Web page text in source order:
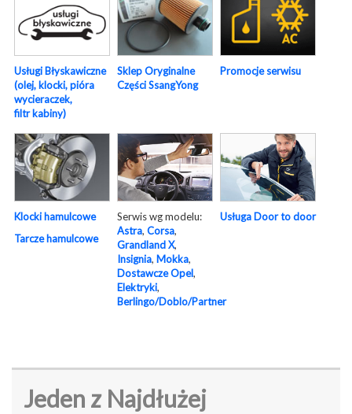
Usługi Błyskawiczne
(olej, klocki, pióra
wycieraczek,
filtr kabiny)
Sklep Oryginalne
Części SsangYong
Promocje serwisu
Klocki hamulcowe
Tarcze hamulcowe
Serwis wg modelu:
Astra, Corsa,
Grandland X,
Insignia, Mokka,
Dostawcze Opel,
Elektryki,
Berlingo/Doblo/Partner
Usługa Door to door
Jeden z Najdłużej